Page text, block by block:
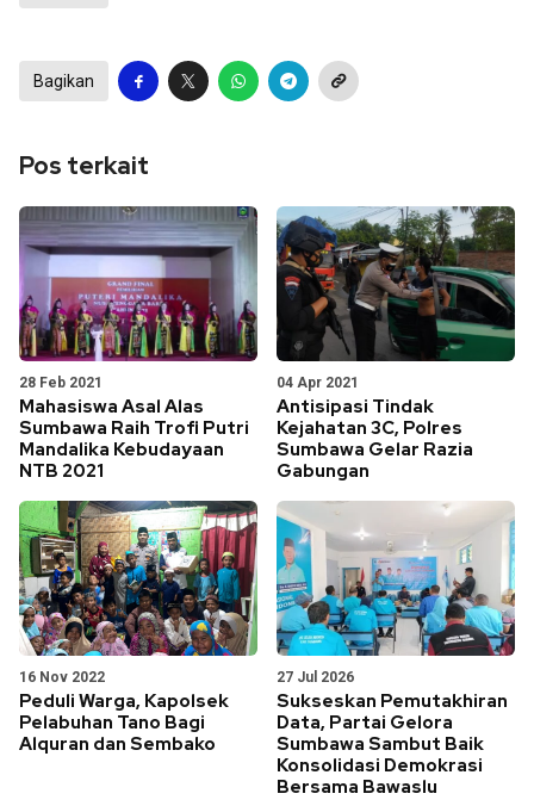
Bagikan
Pos terkait
28 Feb 2021
Mahasiswa Asal Alas
Sumbawa Raih Trofi Putri
Mandalika Kebudayaan
NTB 2021
04 Apr 2021
Antisipasi Tindak
Kejahatan 3C, Polres
Sumbawa Gelar Razia
Gabungan
16 Nov 2022
Peduli Warga, Kapolsek
Pelabuhan Tano Bagi
Alquran dan Sembako
27 Jul 2026
Sukseskan Pemutakhiran
Data, Partai Gelora
Sumbawa Sambut Baik
Konsolidasi Demokrasi
Bersama Bawaslu